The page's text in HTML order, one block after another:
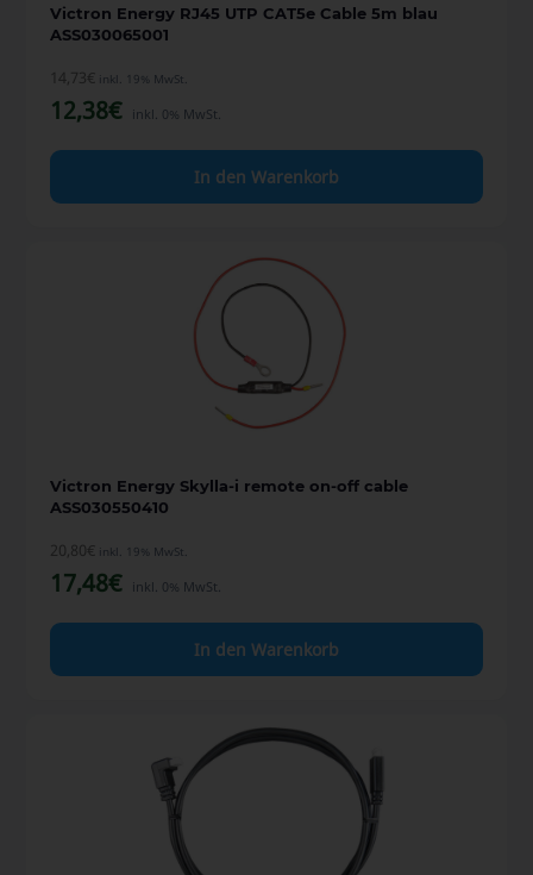
Victron Energy RJ45 UTP CAT5e Cable 5m blau
ASS030065001
14,73€ inkl. 19% MwSt.
12,38€ inkl. 0% MwSt.
In den Warenkorb
Victron Energy Skylla-i remote on-off cable
ASS030550410
20,80€ inkl. 19% MwSt.
17,48€ inkl. 0% MwSt.
In den Warenkorb